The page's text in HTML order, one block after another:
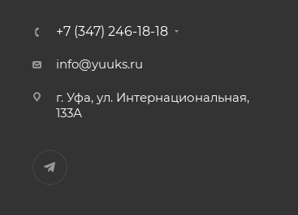
+7 (347) 246-18-18
info@yuuks.ru
г. Уфа, ул. Интернациональная,
133А